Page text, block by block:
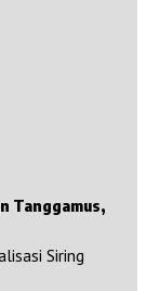
Tanggamus,